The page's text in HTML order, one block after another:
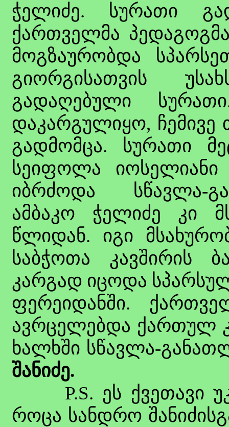
ჭელიძე. სურათი
ქართველმა
მოგზაურობდა
გიორგისათვის
გადაღებული
დაკარგულიყო, ჩემივე
გადმომცა. სურათი
სეიფოლა
იბრძოდა სწავლა-
ამბაკო ჭელიძე კი
წლიდან. იგი
საბჭოთა კავშირის
კარგად იცოდა
ფერეიდანში.
ავრცელებდა ქართულ
ხალხში სწავლა-
შანიძე.
P.S. ეს ქვეთავი
როცა სანდრო